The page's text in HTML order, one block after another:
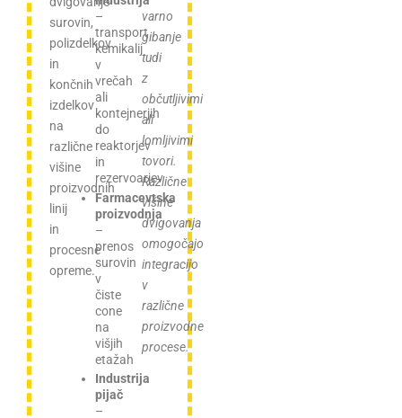
surovin,
polizdelkov
in
končnih
izdelkov
na
različne
višine
proizvodnih
linij
in
procesne
opreme.
–
transport
kemikalij
v
vrečah
ali
kontejnerjih
do
reaktorjev
in
rezervoarjev
Farmacevtska
proizvodnja
–
prenos
surovin
v
čiste
cone
na
višjih
etažah
Industrija
pijač
–
varno
gibanje
tudi
z
občutljivimi
ali
lomljivimi
tovori.
Različne
višine
dvigovanja
omogočajo
integracijo
v
različne
proizvodne
procese.